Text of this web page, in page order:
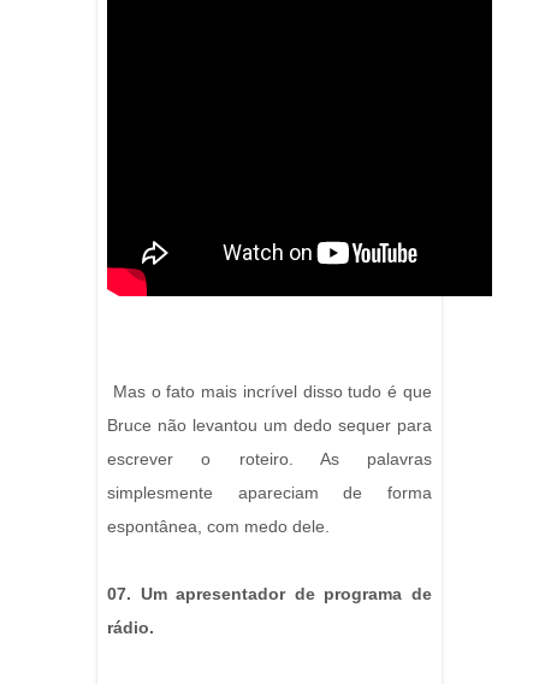
Mas o fato mais incrível disso tudo é que
Bruce não levantou um dedo sequer para
escrever o roteiro. As palavras
simplesmente apareciam de forma
espontânea, com medo dele.
07. Um apresentador de programa de
rádio.